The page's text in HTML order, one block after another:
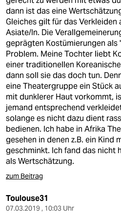
dann ist das eine
Gleiches gilt für das Verkleiden
Asiate/In. Die
geprägten Kostümierungen als
Problem. Meine Tochter liebt
einer traditionellen
dann soll sie das doch tun.
eine Theatergruppe ein Stück
mit dunklerer Haut vorkommt,
jemand entsprechend
solange es nicht dazu dient
bedienen. Ich habe in Afrika
gesehen in denen z.B. ein Kind
geschminkt. Ich fand das nicht
als Wertschätzung.
zum Beitrag
Toulouse31
07.03.2019 , 10:03 Uhr